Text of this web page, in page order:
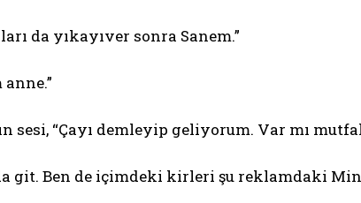
da yıkayıver sonra Sanem.”
anne.”
sesi, “Çayı demleyip geliyorum. Var mı
git. Ben de içimdeki kirleri şu reklamdaki